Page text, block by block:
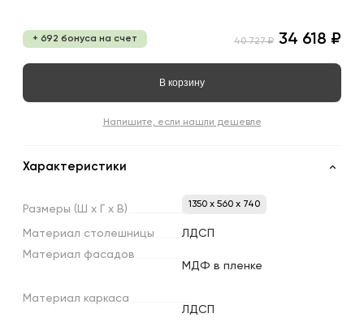
+ 692 бонуса на счет 40 727 ₽ 34 618 ₽
В корзину
Напишите, если нашли дешевле
Характеристики
Размеры (Ш х х В) 1350 x 560 x 740
Материал столешницы
ЛДСП
Материал фасадов
МДФ в пленке
Материал каркаса
ЛДСП